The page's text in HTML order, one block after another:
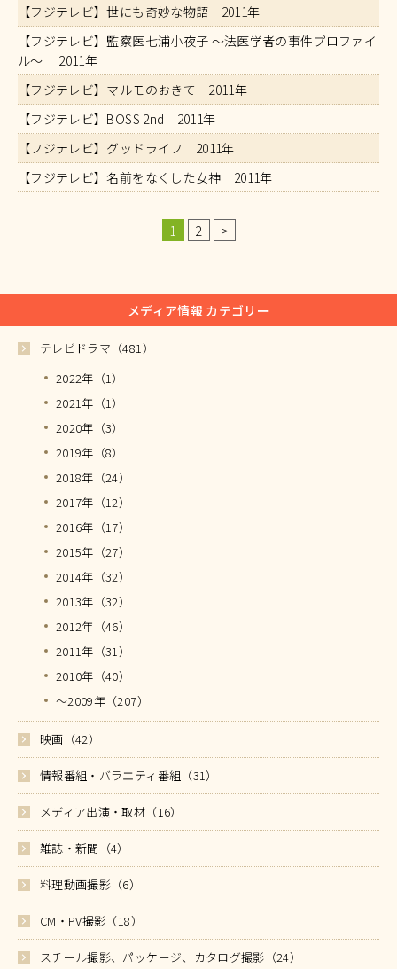
【フジテレビ】世にも奇妙な物語 2011年
【フジテレビ】監察医七浦小夜子 ～法医学者の事件プロファイ
ル～ 2011年
【フジテレビ】マルモのおきて 2011年
【フジテレビ】BOSS 2nd 2011年
【フジテレビ】グッドライフ 2011年
【フジテレビ】名前をなくした女神 2011年
1 2 >
メディア情報 カテゴリー
テレビドラマ（481）
2022年（1）
2021年（1）
2020年（3）
2019年（8）
2018年（24）
2017年（12）
2016年（17）
2015年（27）
2014年（32）
2013年（32）
2012年（46）
2011年（31）
2010年（40）
～2009年（207）
映画（42）
情報番組・バラエティ番組（31）
メディア出演・取材（16）
雑誌・新聞（4）
料理動画撮影（6）
CM・PV撮影（18）
スチール撮影、パッケージ、カタログ撮影（24）